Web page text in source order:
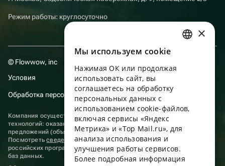
Режим работы: круглосуточно
© Flowwow, inc
Условия
Обработка персональных данных
Компания осуществляет деятельность в области информационных
технологий: оказание услуг в сети “Интернет” по размещению
предложений (объявлений) продавцов о реализации товаров.
Посмотретьсведения о программах, включенных в реестр
российских программ для электронных вычислительных машин и
баз данных.
ENGLISH
UKRAINIAN
PORTUGUESE
×
Мы используем сookie
Нажимая ОК или продолжая
использовать сайт, вы
соглашаетесь на обработку
персональных данных с
использованием cookie-файлов,
включая сервисы «Яндекс
Метрика» и «Top Mail.ru», для
анализа использования и
улучшения работы сервисов.
Более подробная информация